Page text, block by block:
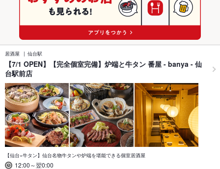
居酒屋 仙台駅
【7/1 OPEN】【完全個室完備】炉端と牛タン 番屋 - banya - 仙
台駅前店
【仙台×牛タン】仙台名物牛タンや炉端を堪能できる個室居酒屋
12:00～翌0:00